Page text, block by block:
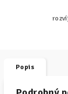
Popis